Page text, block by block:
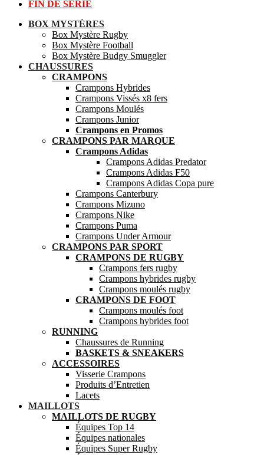
FIN DE SÉRIE
BOX MYSTÈRES
Box Mystère Rugby
Box Mystère Football
Box Mystère Budgy Smuggler
CHAUSSURES
CRAMPONS
Crampons Hybrides
Crampons Vissés x8 fers
Crampons Moulés
Crampons Junior
Crampons en Promos
CRAMPONS PAR MARQUE
Crampons Adidas
Crampons Adidas Predator
Crampons Adidas F50
Crampons Adidas Copa pure
Crampons Canterbury
Crampons Mizuno
Crampons Nike
Crampons Puma
Crampons Under Armour
CRAMPONS PAR SPORT
CRAMPONS DE RUGBY
Crampons fers rugby
Crampons hybrides rugby
Crampons moulés rugby
CRAMPONS DE FOOT
Crampons moulés foot
Crampons hybrides foot
RUNNING
Chaussures de Running
BASKETS & SNEAKERS
ACCESSOIRES
Visserie Crampons
Produits d’Entretien
Lacets
MAILLOTS
MAILLOTS DE RUGBY
Équipes Top 14
Équipes nationales
Équipes Super Rugby